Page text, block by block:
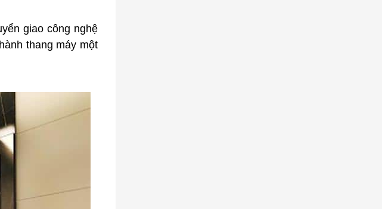
giao công nghệ
thang máy một